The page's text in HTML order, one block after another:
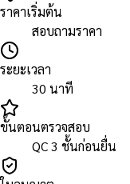
ราคาเริ่มต้น
สอบถามราคา
ระยะเวลา
30 นาที
ขั้นตอนตรวจสอบ
QC 3 ชั้นก่อนยื่น